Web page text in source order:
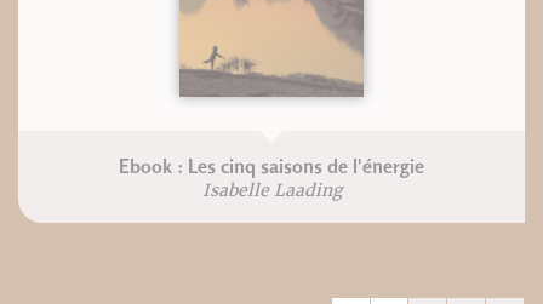
Ebook : Les cinq saisons de l'énergie
Isabelle Laading